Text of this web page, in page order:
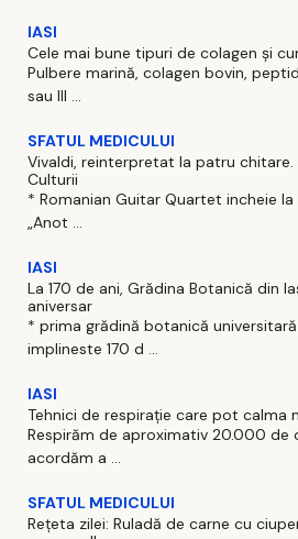
IASI
Cele mai bune tipuri de colagen și
Pulbere marină, colagen bovin,
sau III ...
SFATUL MEDICULUI
Vivaldi, reinterpretat la patru chitare.
Culturii
* Romanian Guitar Quartet incheie
„Anot ...
IASI
La 170 de ani, Grădina Botanică din
aniversar
* prima grădină botanică
implineste 170 d ...
IASI
Tehnici de respirație care pot calma
Respirăm de aproximativ 20.000 de
acordăm a ...
SFATUL MEDICULUI
Rețeta zilei: Ruladă de carne cu